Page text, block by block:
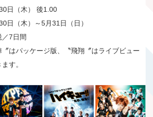
日（木） 後1.00
日（木）～5月31日（日）
7日間
はパッケージ版、〝飛翔〞はライブビュー
す。